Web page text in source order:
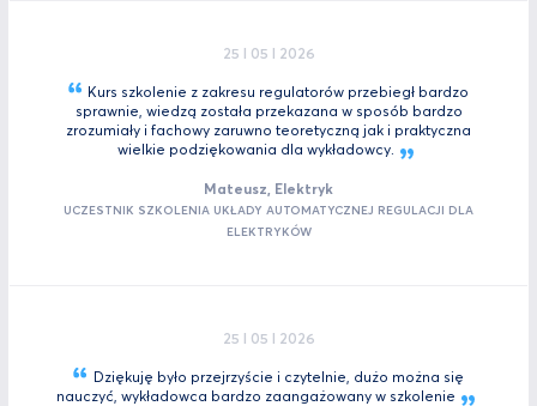
25 I 05 I 2026
Kurs szkolenie z zakresu regulatorów przebiegł bardzo
sprawnie, wiedzą została przekazana w sposób bardzo
zrozumiały i fachowy zaruwno teoretyczną jak i praktyczna
wielkie podziękowania dla wykładowcy.
Mateusz, Elektryk
UCZESTNIK SZKOLENIA UKŁADY AUTOMATYCZNEJ REGULACJI DLA
ELEKTRYKÓW
25 I 05 I 2026
Dziękuję było przejrzyście i czytelnie, dużo można się
nauczyć, wykładowca bardzo zaangażowany w szkolenie